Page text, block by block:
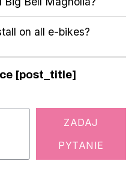
on all e-bikes?
[post_title]
ZADAJ
PYTANIE